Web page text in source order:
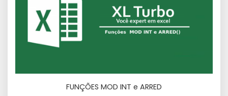
FUNÇÕES MOD INT e ARRED